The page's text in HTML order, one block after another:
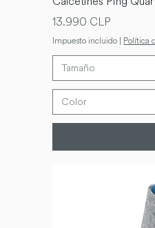
Precio
13.990 CLP
Impuesto incluido | Política
Tamaño
Color